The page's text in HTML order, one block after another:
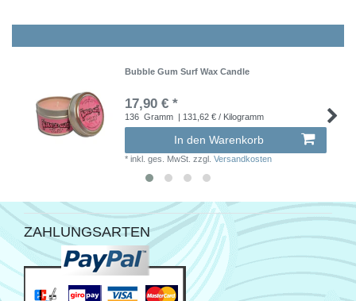
Bubble Gum Surf Wax Candle
17,90 € *
136 Gramm | 131,62 € / Kilogramm
In den Warenkorb
*inkl. ges. MwSt. zzgl.Versandkosten
ZAHLUNGSARTEN